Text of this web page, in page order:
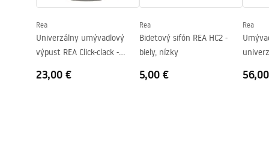
Otvor pre batériu
Nie
Prepadový otvor
Rea
Univerzálny umývadlový
výpust REA Click-clack -
23,00 €
Rea
Bidetový sifón REA HC2 -
biely, nízky
5,00 €
Rea